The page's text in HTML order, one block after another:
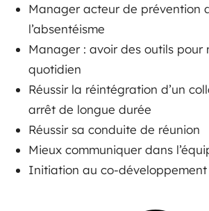
Manager acteur de prévention
l’absentéisme
Manager : avoir des outils pour
quotidien
Réussir la réintégration d’un
arrêt de longue durée
Réussir sa conduite de réunion
Mieux communiquer dans
Initiation au co-développement